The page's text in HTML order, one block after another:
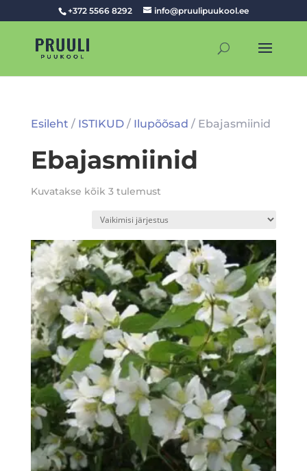
+372 5566 8292 info@pruulipuukool.ee
Esileht / ISTIKUD/ Ilupõõsad / Ebajasmiinid
Ebajasmiinid
Kuvatakse kõik 3 tulemust